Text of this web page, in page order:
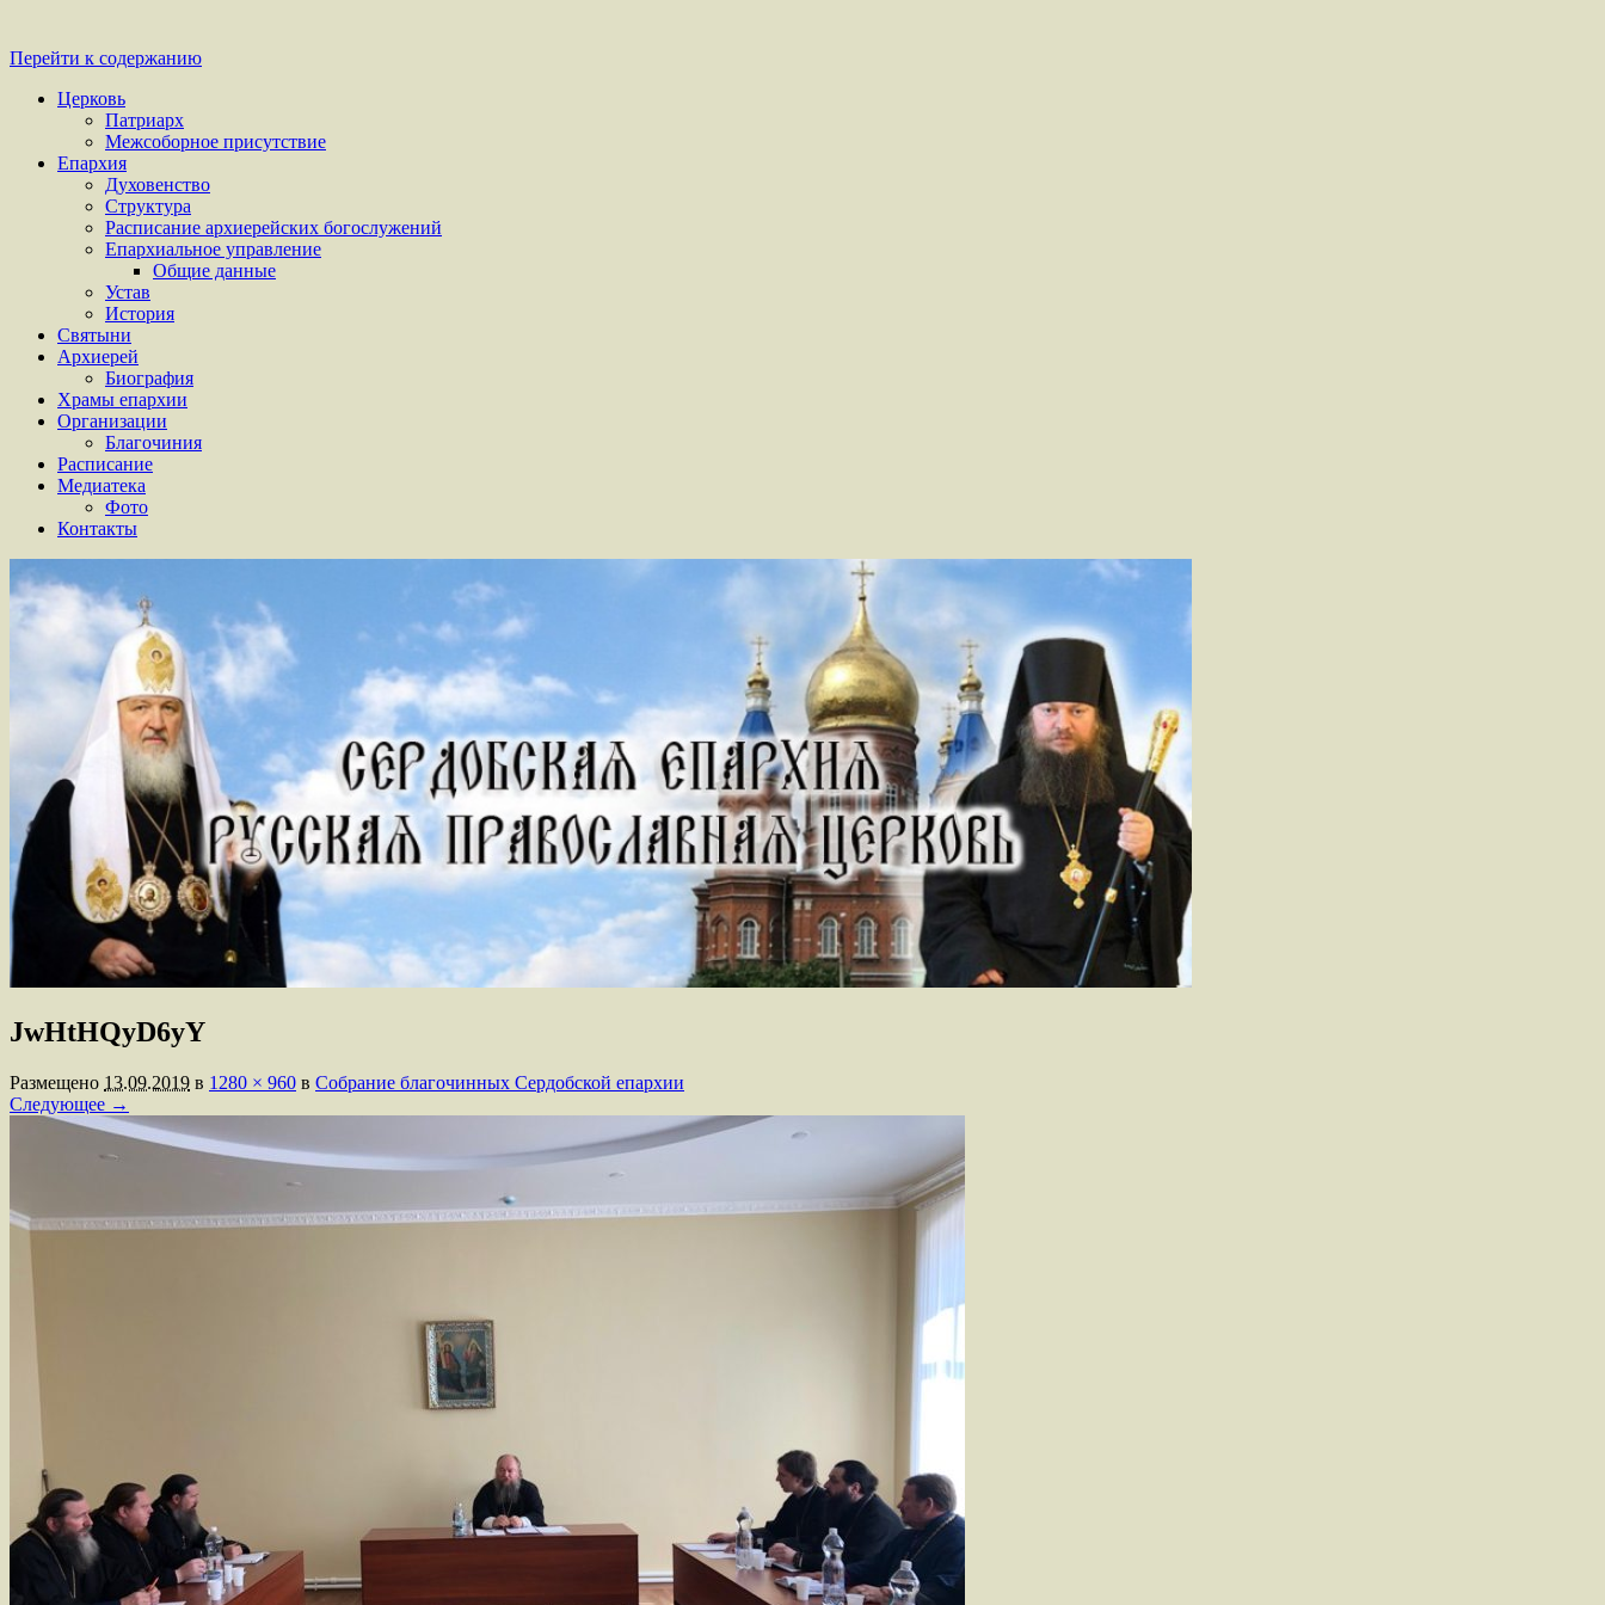
Перейти к содержанию
Церковь
Патриарх
Межсоборное присутствие
Епархия
Духовенство
Структура
Расписание архиерейских богослужений
Епархиальное управление
Общие данные
Устав
История
Святыни
Архиерей
Биография
Храмы епархии
Организации
Благочиния
Расписание
Медиатека
Фото
Контакты
JwHtHQyD6yY
Размещено 13.09.2019 в 1280 × 960 в Собрание благочинных Сердобской епархии
Следующее →